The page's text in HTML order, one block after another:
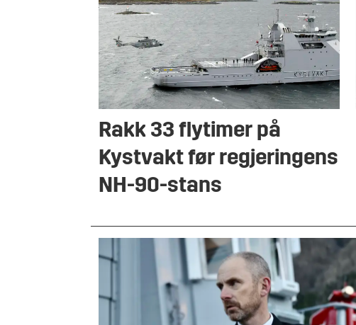
Rakk 33 flytimer på
Kystvakt før regjeringens
NH-90-stans